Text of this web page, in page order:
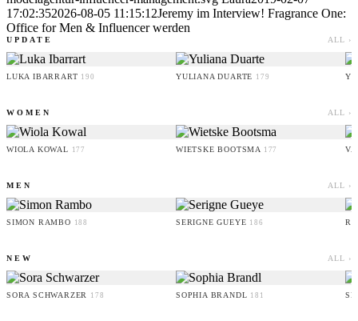
17:02:352026-08-05 11:15:12Jeremy im Interview! Fragrance One:
Office for Men & Influencer werden
UPDATE ALL ›
LUKA IBARRART 190 YULIANA DUARTE 179
WOMEN ALL ›
WIOLA KOWAL 177 WIETSKE BOOTSMA 177
MEN ALL ›
SIMON RAMBO 188 SERIGNE GUEYE 186
NEW ALL ›
SORA SCHWARZER 178 SOPHIA BRANDL 181